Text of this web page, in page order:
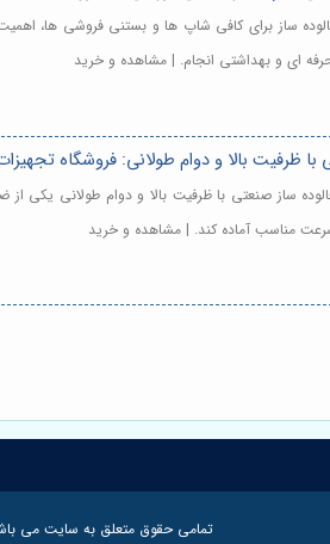
فالوده ساز برای کافی شاپ ها و بستنی فروشی ها،
ای و بهداشتی انجام. | مشاهده و خرید
ظرفیت بالا و دوام طولانی: فروشگاه
فالوده ساز صنعتی با ظرفیت بالا و دوام طولانی
مناسب آماده کند. | مشاهده و خرید
تمامی حقوق متعلق به سایت می